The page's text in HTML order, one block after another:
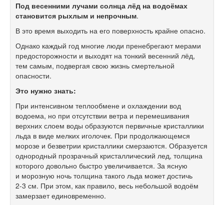
Под весенними лучами солнца лёд на водоёмах
становится рыхлым и непрочным.
В это время выходить на его поверхность крайне опасно.
Однако каждый год многие люди пренебрегают мерами
предосторожности и выходят на тонкий весенний лёд,
тем самым, подвергая свою жизнь смертельной
опасности.
Это нужно знать:
При интенсивном теплообмене и охлаждении вод
водоема, но при отсутствии ветра и перемешивания
верхних слоем воды образуются первичные кристаллики
льда в виде мелких иголочек. При продолжающемся
морозе и безветрии кристаллики смерзаются. Образуется
однородный прозрачный кристаллический лед, толщина
которого довольно быстро увеличивается. За ясную
и морозную ночь толщина такого льда может достичь
2-3 см. При этом, как правило, весь небольшой водоём
замерзает единовременно.